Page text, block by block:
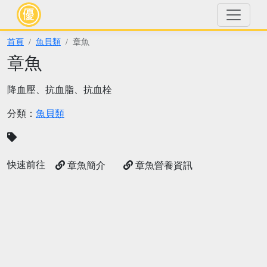
首頁 魚貝類 章魚
章魚
降血壓、抗血脂、抗血栓
分類： 魚貝類
快速前往 章魚簡介 章魚營養資訊